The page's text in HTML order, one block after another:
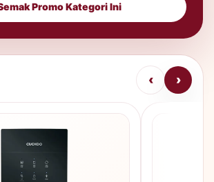
Promo Kategori Ini
‹ ›